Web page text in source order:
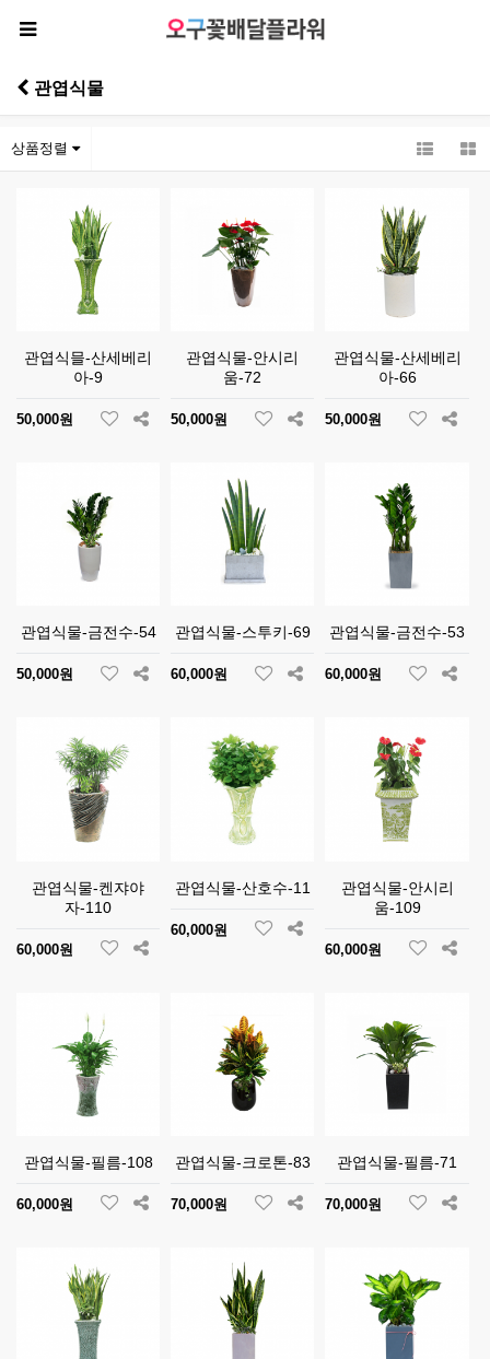
관엽식물
상품정렬
관엽식믈-산세베리
아-9
50,000원
관엽식물-안시리
움-72
50,000원
관엽식물-산세베리
아-66
50,000원
관엽식물-금전수-54
50,000원
관엽식물-스투키-69
60,000원
관엽식물-금전수-53
60,000원
관엽식물-켄쟈야
자-110
60,000원
관엽식물-산호수-11
60,000원
관엽식물-안시리
움-109
60,000원
관엽식물-필름-108
60,000원
관엽식물-크로톤-83
70,000원
관엽식물-필름-71
70,000원